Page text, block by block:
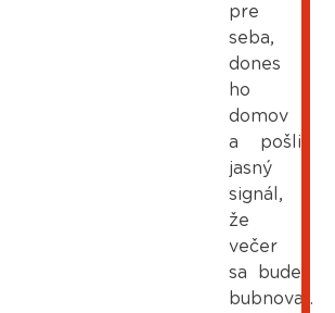
pre
seba,
dones
ho
domov
a pošli
jasný
signál,
že
večer
sa bude
bubnovať.